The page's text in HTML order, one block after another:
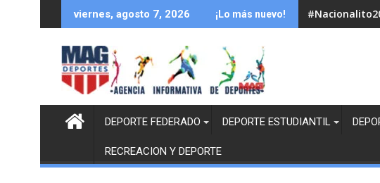
al
viernes, agosto 7, 2026 ¡Lo más nuevo!
DEPORTE FEDERADO DEPORTE ESTUDIANTIL
RECREACION Y DEPORTE